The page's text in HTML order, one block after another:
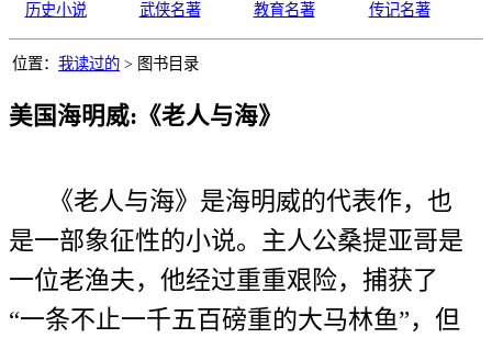
历史小说 武侠名著 教育名著 传记名著
位置： 我读过的 > 图书目录
美国海明威:《老人与海》
《老人与海》是海明威的代表作，也
是一部象征性的小说。主人公桑提亚哥是
一位老渔夫，他经过重重艰险，捕获了
“一条不止一千五百磅重的大马林鱼”，但